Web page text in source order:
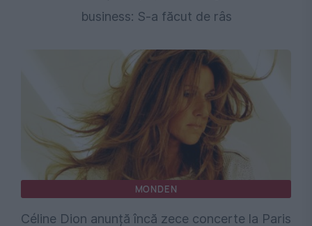
business: S-a făcut de râs
MONDEN
Céline Dion anunță încă zece concerte la Paris